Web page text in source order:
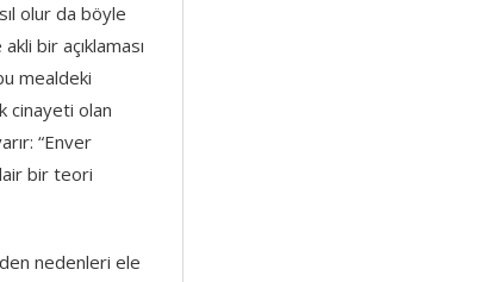
olur da böyle
bir açıklaması
mealdeki
cinayeti olan
“Enver
bir teori
nedenleri ele